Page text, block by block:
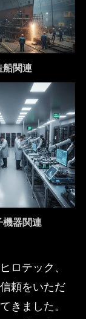
船関連
機器関連
ロテック、
頼をいただ
きました。